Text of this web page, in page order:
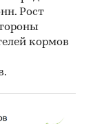
Рост
кормов